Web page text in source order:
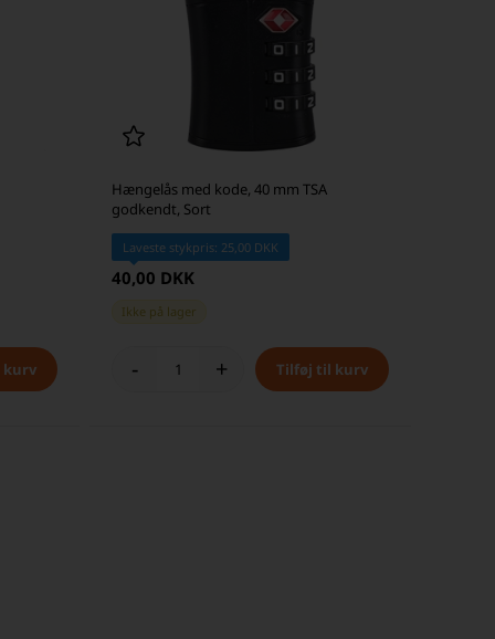
Hængelås med kode, 40 mm TSA
godkendt, Sort
Laveste stykpris: 25,00 DKK
40,00 DKK
Ikke på lager
- +